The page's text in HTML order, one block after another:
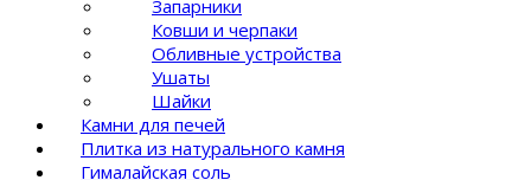
Запарники
Ковши и черпаки
Обливные устройства
Ушаты
Шайки
Камни для печей
Плитка из натурального камня
Гималайская соль